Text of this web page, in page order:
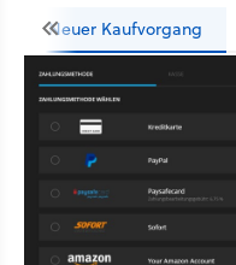
Neuer Kaufvorgang